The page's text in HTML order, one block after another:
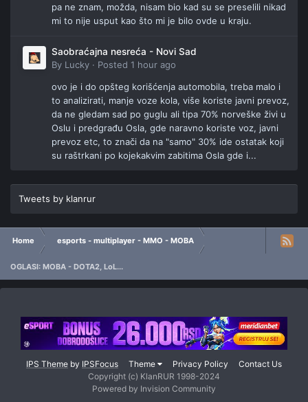
pa ne znam, možda, nisam bio kad su se preselili nikad
mi to nije usput kao što mi je bilo ovde u kraju.
Saobraćajna nesreća - Novi Sad
By Lucky · Posted 1 hour ago
ovo je i do opšteg korišćenja automobila, treba malo i
to analizirati, manje voze kola, više koriste javni prevoz,
da ne gledam sad po guglu ali tipa 70% norveške živi u
Oslu i predgrađu Osla, gde naravno koriste voz, javni
prevoz etc, to znači da na "samo" 30% ide ostatak koji
su raštrkani po kojekakvim zabitima Osla gde i...
Tweets by klanrur
Home esports - multiplayer - MMO - MOBA
OGLASI: MOBA - DOTA2, LoL...
IPS Theme by IPSFocus Theme Privacy Policy
Contact Us
Copyright (c) KlanRUR 1998-2024
Powered by Invision Community